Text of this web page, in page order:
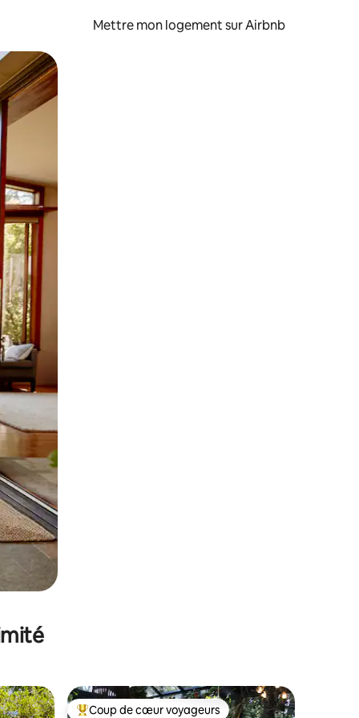
Mettre mon logement sur Airbnb
glisser.
Coup de cœur voyageurs